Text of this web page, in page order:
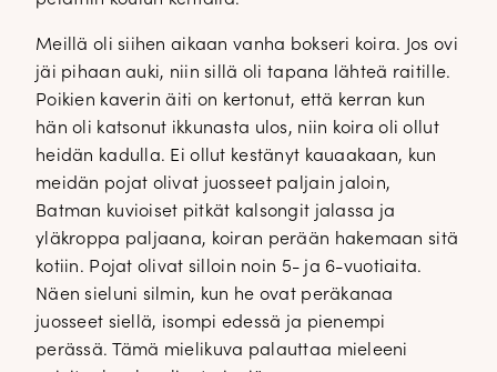
Meillä oli siihen aikaan vanha bokseri koira. Jos ovi
jäi pihaan auki, niin sillä oli tapana lähteä raitille.
Poikien kaverin äiti on kertonut, että kerran kun
hän oli katsonut ikkunasta ulos, niin koira oli ollut
heidän kadulla. Ei ollut kestänyt kauaakaan, kun
meidän pojat olivat juosseet paljain jaloin,
Batman kuvioiset pitkät kalsongit jalassa ja
yläkroppa paljaana, koiran perään hakemaan sitä
kotiin. Pojat olivat silloin noin 5- ja 6-vuotiaita.
Näen sieluni silmin, kun he ovat peräkanaa
juosseet siellä, isompi edessä ja pienempi
perässä. Tämä mielikuva palauttaa mieleeni